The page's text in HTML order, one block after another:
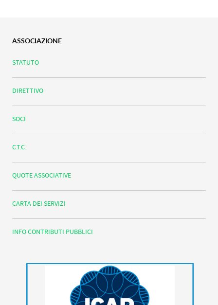
ASSOCIAZIONE
STATUTO
DIRETTIVO
SOCI
C.T.C.
QUOTE ASSOCIATIVE
CARTA DEI SERVIZI
INFO CONTRIBUTI PUBBLICI